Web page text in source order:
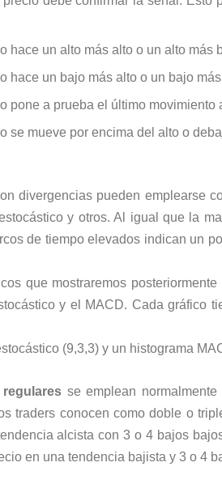
hace un alto más alto o un alto más
hace un bajo más alto o un bajo
pone a prueba el último movimiento
se mueve por encima del alto o
divergencias pueden emplearse
y otros. Al igual que la
de tiempo elevados indican un
que mostraremos
y el MACD. Cada gráfico
(9,3,3) y un histograma
se emplean
traders conocen como doble o
alcista con 3 o 4 bajos
en una tendencia bajista y 3 o 4